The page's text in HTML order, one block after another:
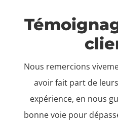
Nous remercions
avoir fait part de
expérience, en nous
bonne voie pour